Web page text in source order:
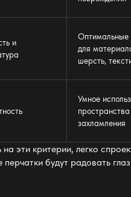
и
Оптимальные
для
шерсть,
Умное
пространства
захламления
эти критерии, легко
перчатки будут радовать